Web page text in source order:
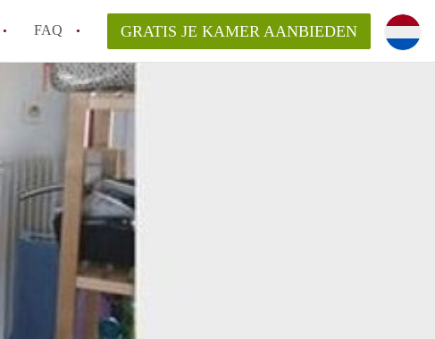
FAQ
van KamerHaarlem?
makelaarsvergoeding/bemiddelingsvergoeding?
voor de aangeboden Kamer / Kamers in
GRATIS JE KAMER AANBIEDEN